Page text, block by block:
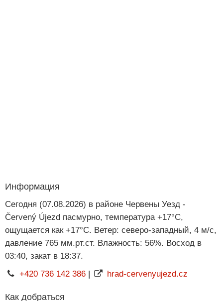
Информация
Сегодня (07.08.2026) в районе Червены Уезд -
Červený Újezd пасмурно, температура +17°C,
ощущается как +17°C. Ветер: северо-западный, 4 м/с,
давление 765 мм.рт.ст. Влажность: 56%. Восход в
03:40, закат в 18:37.
+420 736 142 386| hrad-cervenyujezd.cz
Как добраться